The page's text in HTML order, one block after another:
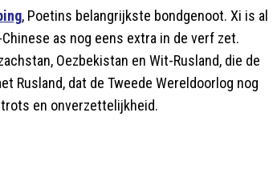
, Poetins belangrijkste bondgenoot. Xi is al
as nog eens extra in de verf zet.
Oezbekistan en Wit-Rusland, die de
Rusland, dat de Tweede Wereldoorlog nog
en onverzettelijkheid.